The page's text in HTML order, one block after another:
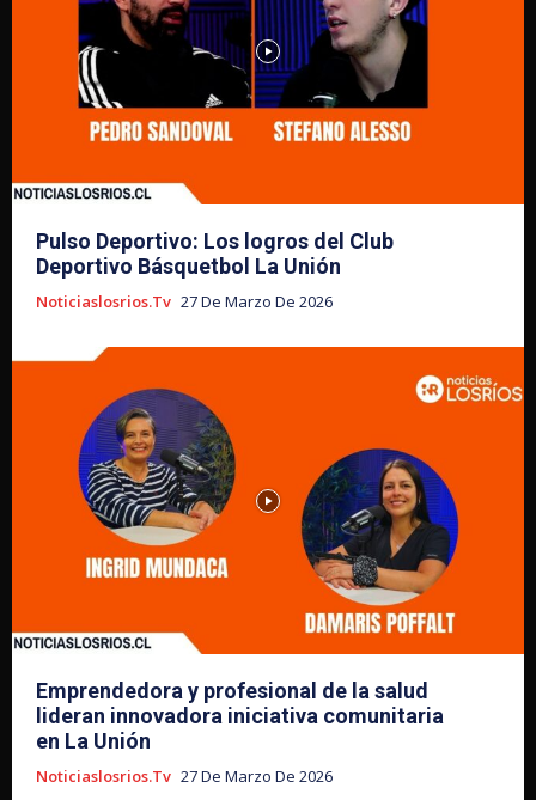
Pulso Deportivo: Los logros del Club
Deportivo Básquetbol La Unión
Noticiaslosrios.tv 27 De Marzo De 2026
Emprendedora y profesional de la salud
lideran innovadora iniciativa comunitaria
en La Unión
Noticiaslosrios.tv 27 De Marzo De 2026